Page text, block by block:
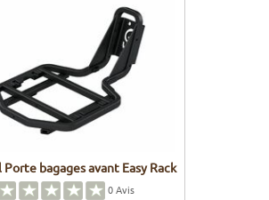
bagages avant Easy Rack
0Avis